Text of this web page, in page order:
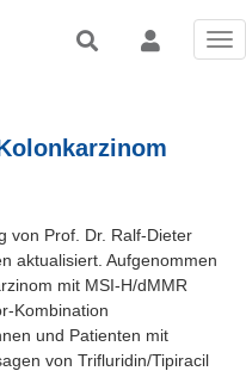
von Prof. Dr. Ralf-Dieter
aktualisiert. Aufgenommen
mit MSI-H/dMMR
Kombination
und Patienten mit
von Trifluridin/Tipiracil